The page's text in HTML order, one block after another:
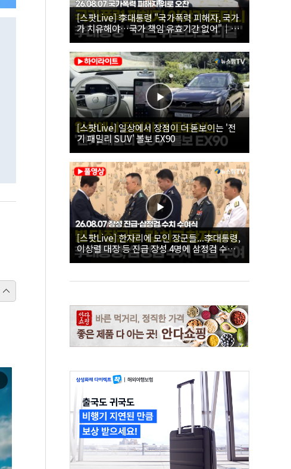
[스팟Live] 李대통령 "국가폭력 피해자, 국가
가 치유해야…국가 책임 유효기간 없어"｜
26.08.07 국가폭력 피해자 위로 오찬
[스팟Live] 일상에서 장점이 더 돋보이는 '전
기 패밀리 SUV' 볼보 EX90
[스팟Live] 한자리에 모인 장군들...李대통령,
이상렬 대장 등 진급 장성 4명에 삼정검 수치
직접 수여｜26.08.07 장성 진급·삼정검 수치